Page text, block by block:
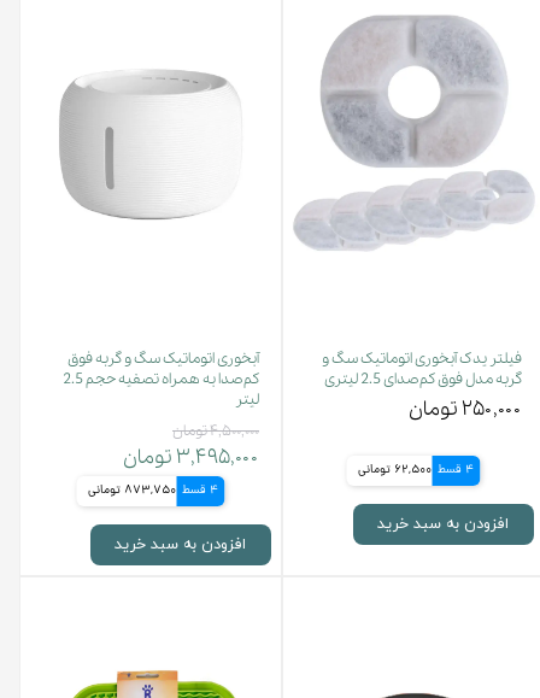
فیلتر یدک آبخوری اتوماتیک سگ و
گربه مدل فوق کم‌صدای 2.5 لیتری
۲۵۰,۰۰۰ تومان
4 قسط 62,500 تومانی
افزودن به سبد خرید
آبخوری اتوماتیک سگ و گربه فوق
کم‌صدا به همراه تصفیه حجم 2.5
لیتر
۴,۵۰۰,۰۰۰ تومان
۳,۴۹۵,۰۰۰ تومان
4 قسط 873,750 تومانی
افزودن به سبد خرید